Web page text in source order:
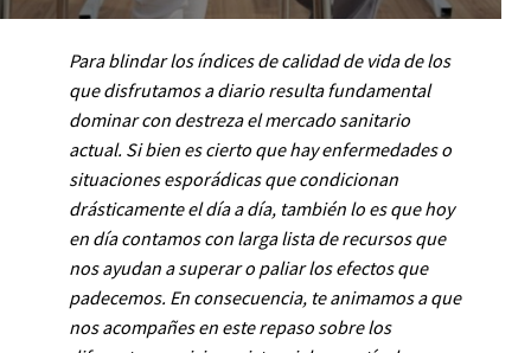
Para blindar los índices de calidad de vida de los
que disfrutamos a diario resulta fundamental
dominar con destreza el mercado sanitario
actual. Si bien es cierto que hay enfermedades o
situaciones esporádicas que condicionan
drásticamente el día a día, también lo es que hoy
en día contamos con larga lista de recursos que
nos ayudan a superar o paliar los efectos que
padecemos. En consecuencia, te animamos a que
nos acompañes en este repaso sobre los